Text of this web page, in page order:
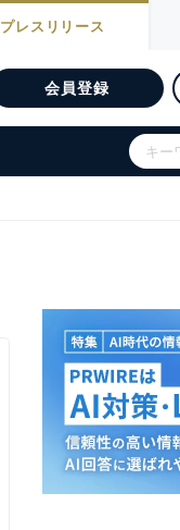
プレスリリース
会員登録